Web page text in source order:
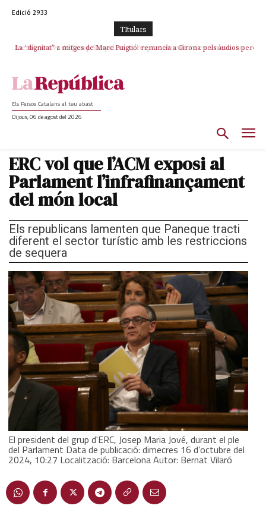
Edició 2933
TItulars
La “dignitat” a mitges de Marc Puigtió: renuncia a Girona pels àudios però
Els Països Catalans al teu abast
Dijous, 06 de agost del 2026
ERC vol que l’ACM exposi al
Parlament l’infrafinançament
del món local
Els republicans lamenten que Paneque tracti
diferent el sector turístic amb les restriccions
de sequera
El president del grup d'ERC, Josep Maria Jové, durant el ple
del Parlament Data de publicació: dimecres 16 d’octubre del
2024, 10:27 Localització: Barcelona Autor: Bernat Vilaró